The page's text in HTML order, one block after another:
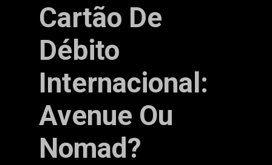
Cartão De
Débito
Internacional:
Avenue Ou
Nomad?